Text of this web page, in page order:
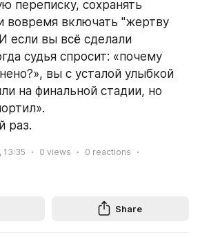
переписку, сохранять
вовремя включать "жертву
если вы всё сделали
судья спросит: «почему
вы с усталой улыбкой
на финальной стадии, но
раз.
13:35 0 views 0 reactions
Share